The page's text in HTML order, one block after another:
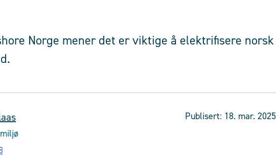
Norge mener det er viktige å elektrifisere norsk
Publisert: 18. mar. 2025